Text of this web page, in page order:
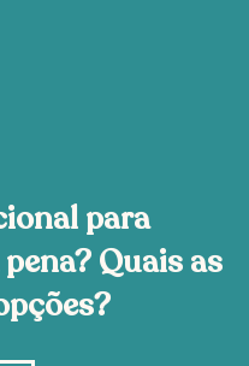
para
Quais as